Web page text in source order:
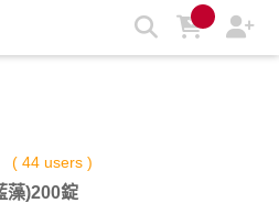
)200錠 | 福報購蔬食購物商城
( 44 users )
藻)200錠